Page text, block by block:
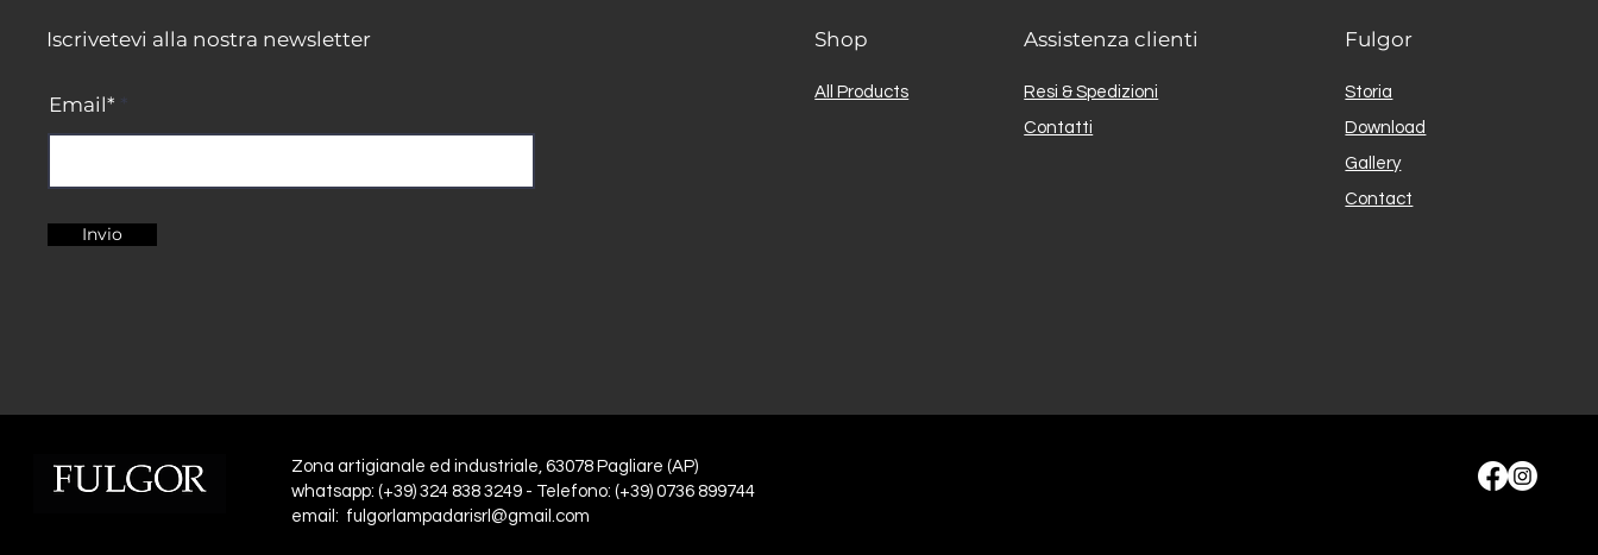
Iscrivetevi alla nostra newsletter
Email*
Invio
Shop
All Products
Assistenza clienti
Resi & Spedizioni
Contatti
Fulgor
Storia
Download
Gallery
Contact
Zona artigianale ed industriale, 63078 Pagliare (AP)
whatsapp: (+39) 324 838 3249 - Telefono: (+39) 0736 899744
email: fulgorlampadarisrl@gmail.com